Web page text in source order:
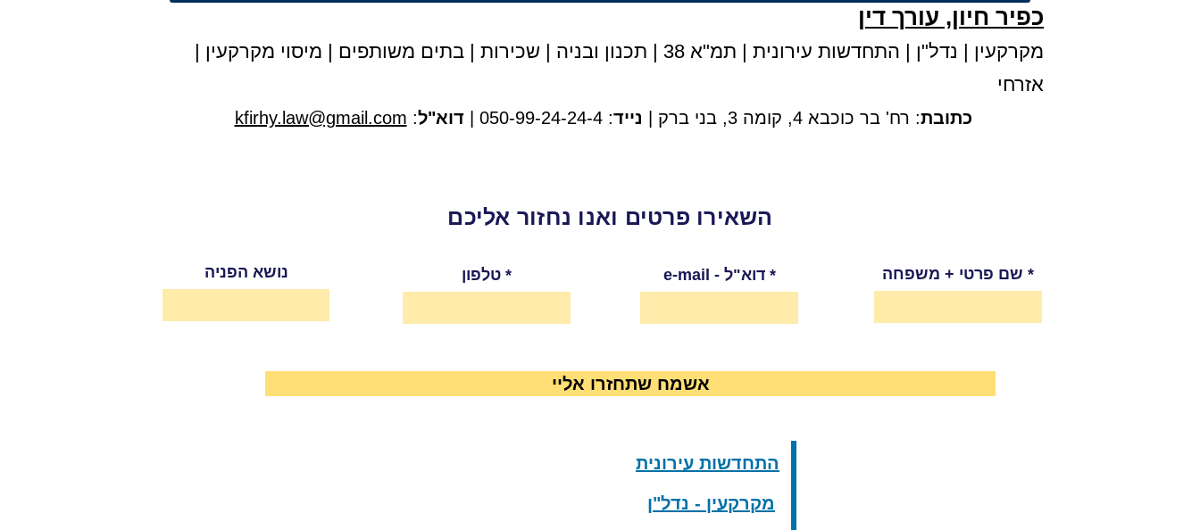
כפיר חיון, עורך דין
מקרקעין | נדל"ן | התחדשות עירונית | תמ"א 38 | תכנון ובניה | שכירות | בתים משותפים | מיסוי מקרקעין |
אזרחי
כתובת: רח' בר כוכבא 4, קומה 3, בני ברק | נייד: 050-99-24-24-4 | דוא"ל:
kfirhy.law@gmail.com
השאירו פרטים ואנו נחזור אליכם
נושא הפניה טלפון e-mail - דוא"ל שם פרטי + משפחה
אשמח שתחזרו אליי
התחדשות עירונית
מקרקעין - נדל"ן